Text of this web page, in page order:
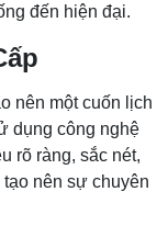
đến hiện đại.
nên một cuốn lịch
dụng công nghệ
rõ ràng, sắc nét,
nên sự chuyên